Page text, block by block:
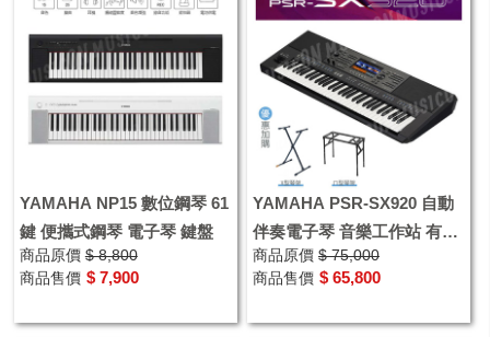
YAMAHA NP15 數位鋼琴 61
鍵 便攜式鋼琴 電子琴 鍵盤
商品原價 $ 8,800
商品售價 $ 7,900
YAMAHA PSR-SX920 自動
伴奏電子琴 音樂工作站 有現
貨 公司貨 加贈11樣配件
商品原價 $ 75,000
商品售價 $ 65,800